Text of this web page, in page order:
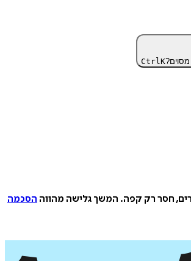
CtrlK
חסר רק קפה. המשך גלישה מהווה הסכמה